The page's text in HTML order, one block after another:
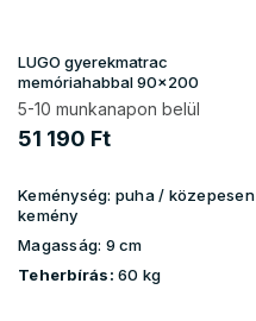
LUGO gyerekmatrac
memóriahabbal 90x200
5-10 munkanapon belül
51 190 Ft
Keménység: puha / közepesen
kemény
Magasság: 9 cm
Teherbírás: 60 kg